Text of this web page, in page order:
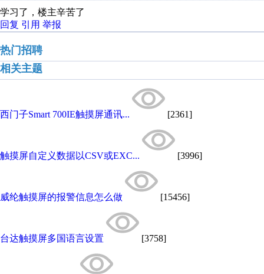
学习了，楼主辛苦了
回复 引用 举报
热门招聘
相关主题
西门子Smart 700IE触摸屏通讯... [2361]
触摸屏自定义数据以CSV或EXC... [3996]
威纶触摸屏的报警信息怎么做 [15456]
台达触摸屏多国语言设置 [3758]